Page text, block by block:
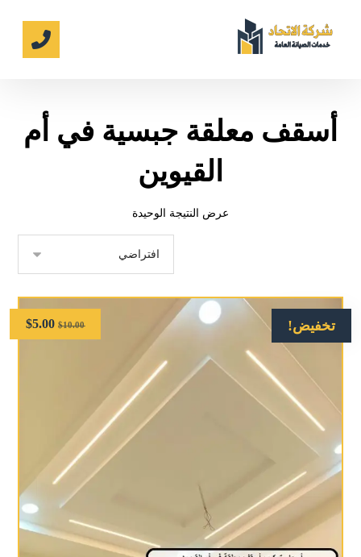
أسقف معلقة جبسية في أم
القيوين
عرض النتيجة الوحيدة
تخفيض! $10.00
$5.00